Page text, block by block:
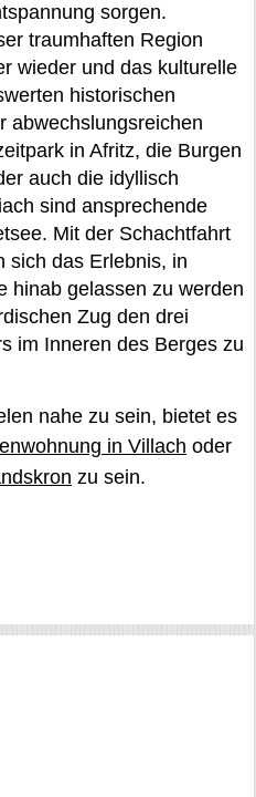
sorgen.
traumhaften Region
wieder und das kulturelle
historischen
abwechslungsreichen
in Afritz, die Burgen
auch die idyllisch
sind ansprechende
Mit der Schachtfahrt
sich das Erlebnis, in
hinab gelassen zu werden
Zug den drei
im Inneren des Berges zu
nahe zu sein, bietet es
in Villach oder
zu sein.